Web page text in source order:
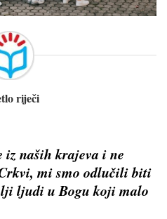
riječi
iz naših krajeva i ne
mi smo odlučili biti
ljudi u Bogu koji malo